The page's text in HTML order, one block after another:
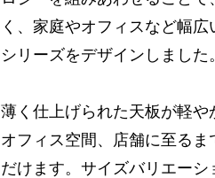
く、家庭やオフィスなど幅
シリーズをデザインしました。
薄く仕上げられた天板が軽
オフィス空間、店舗に至る
だけます。サイズバリエー